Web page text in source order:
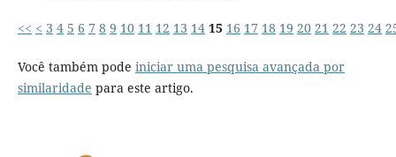
<< < 3 4 5 6 7 8 9 10 11 12 13 14 15 16 17 18 19 20 21 22 23 24
Você também pode iniciar uma pesquisa avançada por
similaridade para este artigo.